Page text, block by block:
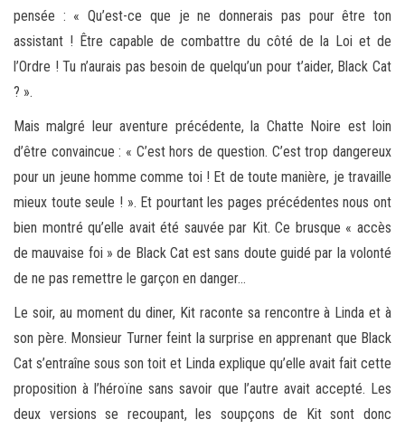
pensée : « Qu’est-ce que je ne donnerais pas pour être ton
assistant ! Être capable de combattre du côté de la Loi et de
l’Ordre ! Tu n’aurais pas besoin de quelqu’un pour t’aider, Black Cat
? ».
Mais malgré leur aventure précédente, la Chatte Noire est loin
d’être convaincue : « C’est hors de question. C’est trop dangereux
pour un jeune homme comme toi ! Et de toute manière, je travaille
mieux toute seule ! ». Et pourtant les pages précédentes nous ont
bien montré qu’elle avait été sauvée par Kit. Ce brusque « accès
de mauvaise foi » de Black Cat est sans doute guidé par la volonté
de ne pas remettre le garçon en danger…
Le soir, au moment du diner, Kit raconte sa rencontre à Linda et à
son père. Monsieur Turner feint la surprise en apprenant que Black
Cat s’entraîne sous son toit et Linda explique qu’elle avait fait cette
proposition à l’héroïne sans savoir que l’autre avait accepté. Les
deux versions se recoupant, les soupçons de Kit sont donc